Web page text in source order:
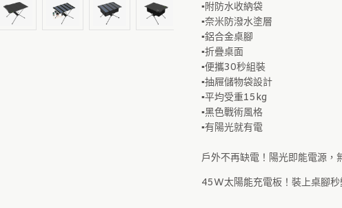
▪附防水收納袋
▪奈米防潑水塗層
▪鋁合金桌腳
▪折疊桌面
▪便攜30秒組裝
▪抽屜儲物袋設計
▪平均受重15kg
▪黑色戰術風格
▪有陽光就有電
戶外不再缺電！陽光即能電源，
45W太陽能充電板！裝上桌腳